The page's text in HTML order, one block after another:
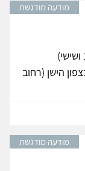
מודעה מודגשת
הישן (רחוב
מודעה מודגשת